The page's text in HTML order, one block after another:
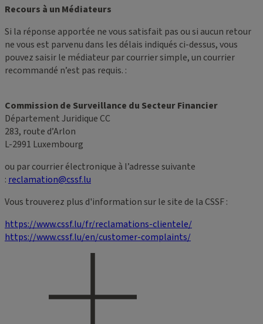
Recours à un Médiateurs
Si la réponse apportée ne vous satisfait pas ou si aucun retour
ne vous est parvenu dans les délais indiqués ci-dessus, vous
pouvez saisir le médiateur par courrier simple, un courrier
recommandé n’est pas requis. :
Commission de Surveillance du Secteur Financier
Département Juridique CC
283, route d’Arlon
L-2991 Luxembourg
ou par courrier électronique à l’adresse suivante
: reclamation@cssf.lu
Vous trouverez plus d'information sur le site de la CSSF :
https://www.cssf.lu/fr/reclamations-clientele/
https://www.cssf.lu/en/customer-complaints/